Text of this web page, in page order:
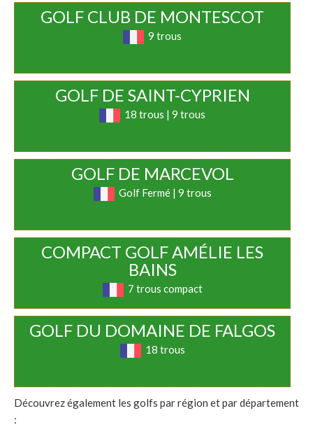
GOLF CLUB DE MONTESCOT
9 trous
GOLF DE SAINT-CYPRIEN
18 trous | 9 trous
GOLF DE MARCEVOL
Golf Fermé | 9 trous
COMPACT GOLF AMÉLIE LES
BAINS
7 trous compact
GOLF DU DOMAINE DE FALGOS
18 trous
Découvrez également les golfs par région et par département
: